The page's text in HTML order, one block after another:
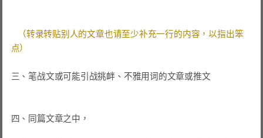
（转录转贴别人的文章也请至少补充一行的内容，以指出笨
点）
三、笔战文或可能引战挑衅、不雅用词的文章或推文
四、同篇文章之中，